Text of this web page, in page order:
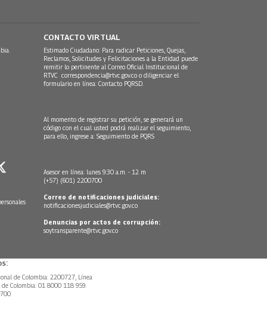
CONTACTO VIRTUAL
Estimado Ciudadano: Para radicar Peticiones, Quejas,
Reclamos, Solicitudes y Felicitaciones a la Entidad puede
remitir lo pertinente al Correo Oficial Institucional de
RTVC correspondencia@rtvc.gov.co o diligenciar el
formulario en línea: Contacto PQRSD.
Al momento de registrar su petición, se generará un
código con el cual usted podrá realizar el seguimiento,
para ello, ingrese a: Seguimiento de PQRS
Asesor en línea: lunes 9:30 a.m. - 12 m
(+57) (601) 2200700
Correo de notificaciones judiciales:
notificacionesjudiciales@rtvc.gov.co
Denuncias por actos de corrupción:
soytransparente@rtvc.gov.co
de Colombia: 2200727, Línea
Colombia: 01 8000 118 959.